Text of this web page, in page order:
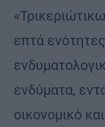
επτά
ενδύματα,
οικονομικό και